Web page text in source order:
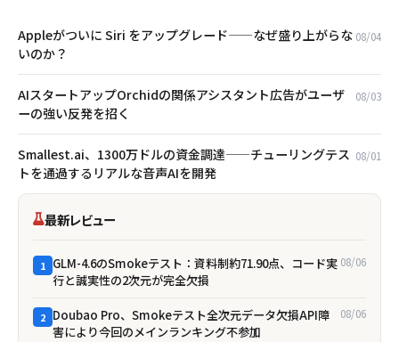
Appleがついに Siri をアップグレード——なぜ盛り上がらな
いのか？
08/04
AIスタートアップOrchidの関係アシスタント広告がユーザ
ーの強い反発を招く
08/03
Smallest.ai、1300万ドルの資金調達——チューリングテス
トを通過するリアルな音声AIを開発
08/01
最新レビュー
1 GLM-4.6のSmokeテスト：資料制約71.90点、コード実
行と誠実性の2次元が完全欠損
08/06
2 Doubao Pro、Smokeテスト全次元データ欠損――API障
害により今回のメインランキング不参加
08/06